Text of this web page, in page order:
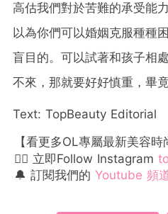
高估我們對於苦難的承受能
以為你們可以婚姻克服種種
盲目的。可以試著和孩子相
不來，那就要好好慎重，畢
Text: TopBeauty Editorial
【看更多OL專屬最新美容時
👉🏻 立即Follow Instagram
🔔 訂閱我們的 Youtube 頻